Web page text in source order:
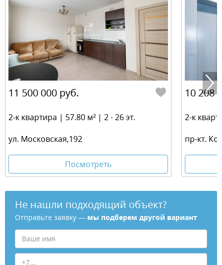
11 500 000 руб.
2-к квартира | 57.80 м² | 2 - 26 эт.
ул. Московская,192
Посмотреть
10 208
2-к
пр-кт.
Не нашли подходящий объект?
Отправьте заявку — мы подберем другой вариант